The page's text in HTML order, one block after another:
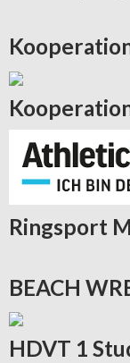
Ringsport
BEACH
HDVT 1